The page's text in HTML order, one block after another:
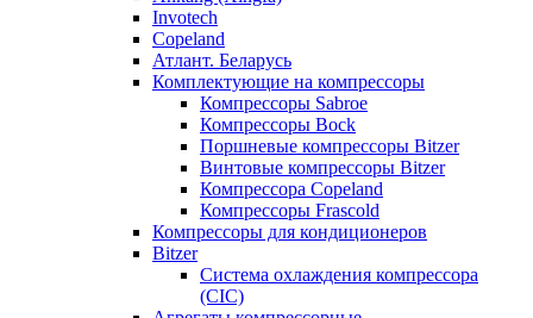
Invotech
Copeland
Атлант. Беларусь
Комплектующие на компрессоры
Компрессоры Sabroe
Компрессоры Bock
Поршневые компрессоры Bitzer
Винтовые компрессоры Bitzer
Компрессора Copeland
Компрессоры Frascold
Компрессоры для кондиционеров
Bitzer
Система охлаждения компрессора
(CIC)